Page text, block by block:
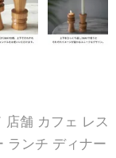
店舗 カフェ レス
ランチ ディナー